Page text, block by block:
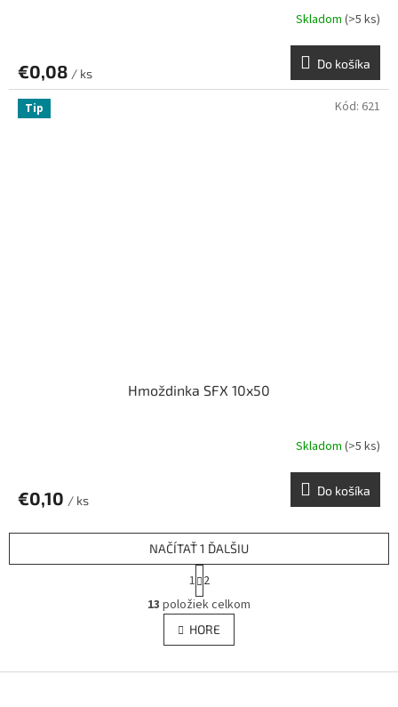
Skladom (>5 ks)
€0,08 / ks
Do košíka
Tip
Hmoždinka SFX 10x50
Skladom (>5 ks)
€0,10 / ks
Do košíka
Kód: 621
O
v
l
á
NAČÍTAŤ 1 ĎALŠIU
S
t
r
á
n
k
v
1 2
13 položiek celkom
HORE